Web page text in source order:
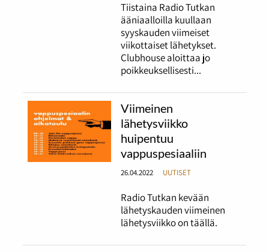
Tiistaina Radio Tutkan
ääniaalloilla kuullaan
syyskauden viimeiset
viikottaiset lähetykset.
Clubhouse aloittaa jo
poikkeuksellisesti...
Viimeinen
lähetysviikko
huipentuu
vappuspesiaaliin
26.04.2022 UUTISET
Radio Tutkan kevään
lähetyskauden viimeinen
lähetysviikko on täällä.